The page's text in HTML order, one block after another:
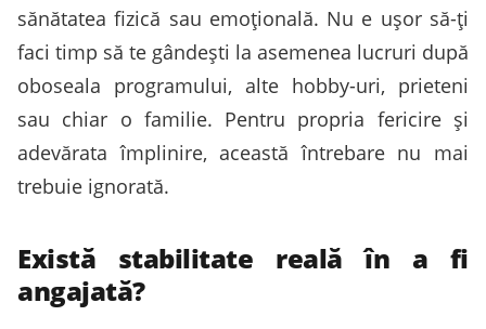
sănătatea fizică sau emoțională. Nu e ușor să-ți
faci timp să te gândești la asemenea lucruri după
oboseala programului, alte hobby-uri, prieteni
sau chiar o familie. Pentru propria fericire și
adevărata împlinire, această întrebare nu mai
trebuie ignorată.
Există stabilitate reală în a fi
angajată?